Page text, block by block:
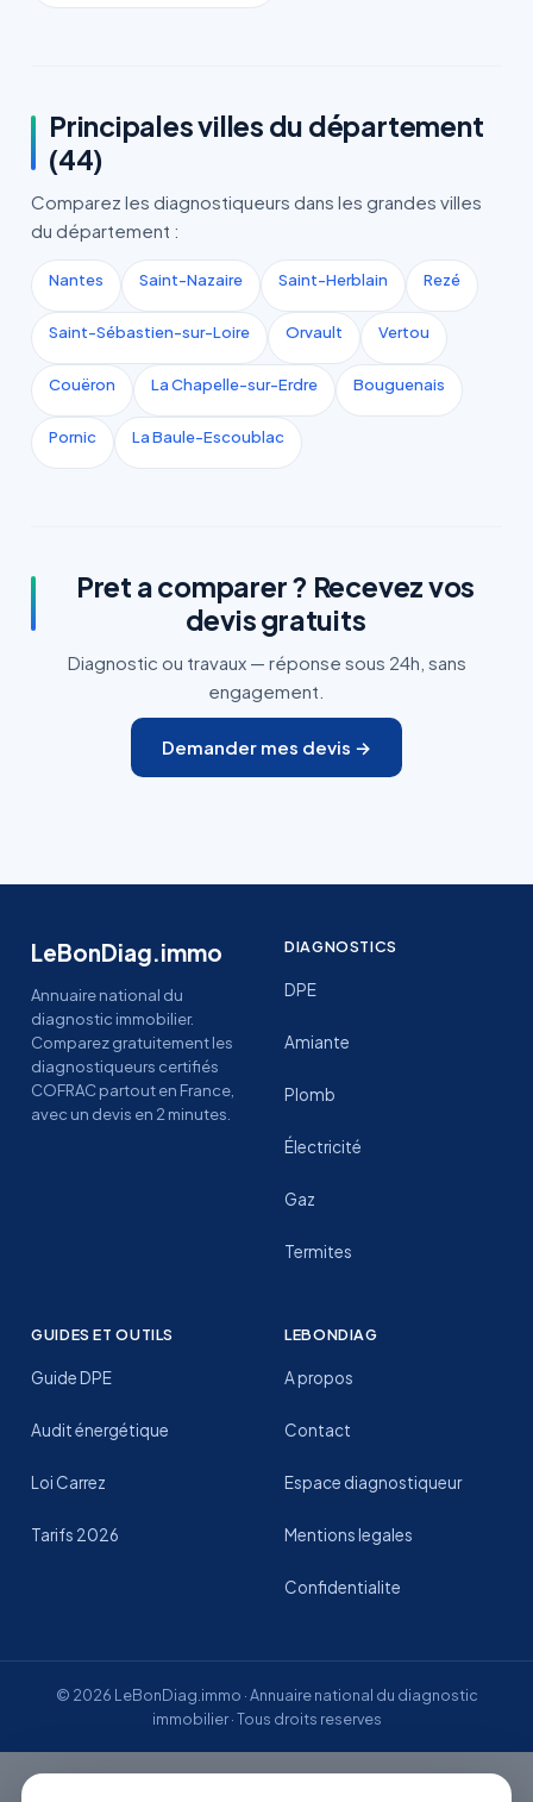
Principales villes du département
(44)
Comparez les diagnostiqueurs dans les grandes villes
du département :
Nantes Saint-Nazaire Saint-Herblain Rezé
Saint-Sébastien-sur-Loire Orvault Vertou
Couëron La Chapelle-sur-Erdre Bouguenais
Pornic La Baule-Escoublac
Pret a comparer ? Recevez vos
devis gratuits
Diagnostic ou travaux — réponse sous 24h, sans
engagement.
Demander mes devis →
LeBonDiag.immo
Annuaire national du
diagnostic immobilier.
Comparez gratuitement les
diagnostiqueurs certifiés
COFRAC partout en France,
avec un devis en 2 minutes.
DIAGNOSTICS
DPE
Amiante
Plomb
Électricité
Gaz
Termites
GUIDES ET OUTILS
Guide DPE
Audit énergétique
Loi Carrez
Tarifs 2026
LEBONDIAG
A propos
Contact
Espace diagnostiqueur
Mentions legales
Confidentialite
© 2026 LeBonDiag.immo · Annuaire national du diagnostic
immobilier · Tous droits reserves